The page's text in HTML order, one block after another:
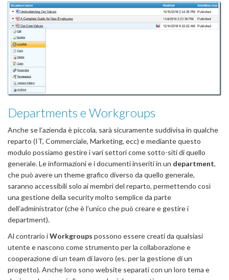
Departments e Workgroups
Anche se l’azienda è piccola, sarà sicuramente suddivisa in qualche
reparto (IT, Commerciale, Marketing, ecc) e mediante questo
modulo possiamo gestire i vari settori come sotto-siti di quello
generale. Le informazioni e i documenti inseriti in un department,
che può avere un theme grafico diverso da quello generale,
saranno accessibili solo ai membri del reparto, permettendo così
una gestione della security molto semplice da parte
dell’administrator (che è l’unico che può creare e gestire i
department).
Al contrario iWorkgroups possono essere creati da qualsiasi
utente e nascono come strumento per la collaborazione e
cooperazione di un team di lavoro (es. per la gestione di un
progetto). Anche loro sono website separati con un loro tema e